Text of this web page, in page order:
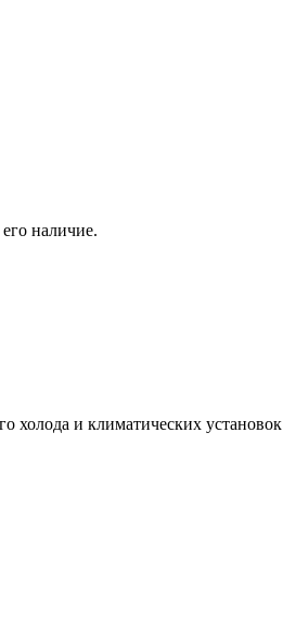
наличие.
холода и климатических установок